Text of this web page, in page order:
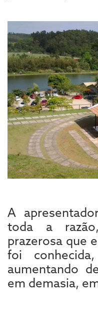
A
toda a
prazerosa que
foi
aumentando
em demasia,